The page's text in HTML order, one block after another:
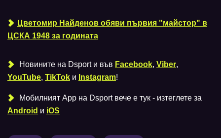
Цветомир Найденов обяви първия "майстор" в
ЦСКА 1948 за годината
Новините на Dsport и във Facebook, Viber,
YouTube, TikTok и Instagram!
Мобилният Аpp на Dsport вече е тук - изтеглете за
Android и iOS